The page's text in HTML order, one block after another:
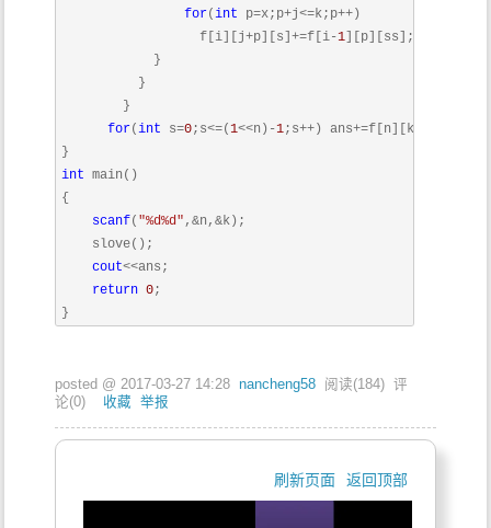
for(int p=x;p+j<=k;p++)
                  f[i][j+p][s]+=f[i-
1 ][p][ss];
            }
          }
        }
for(int s=0;s<=(1<<n)-1;s++) ans+=f[n][k][s];
int main()
{
scanf( "%d%d" ,&n,&k);
    slove();
cout<<ans;
return 0;
}
posted @2017-03-27 14:28 nancheng58 阅读(184) 评
论(0) 收藏 举报
刷新页面 返回顶部